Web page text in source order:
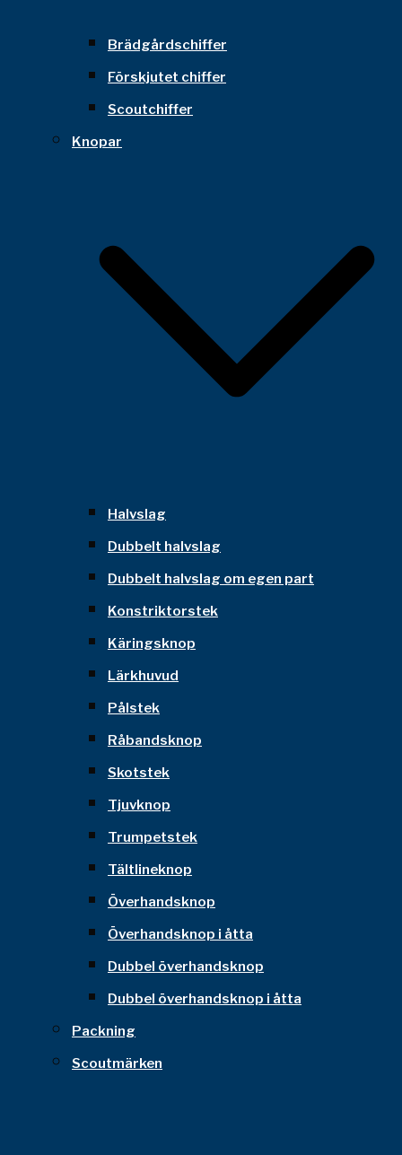
Brädgårdschiffer
Förskjutet chiffer
Scoutchiffer
Knopar
Halvslag
Dubbelt halvslag
Dubbelt halvslag om egen part
Konstriktorstek
Käringsknop
Lärkhuvud
Pålstek
Råbandsknop
Skotstek
Tjuvknop
Trumpetstek
Tältlineknop
Överhandsknop
Överhandsknop i åtta
Dubbel överhandsknop
Dubbel överhandsknop i åtta
Packning
Scoutmärken